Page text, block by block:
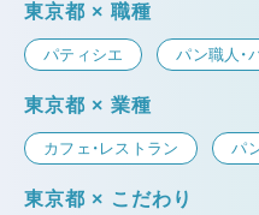
東京都 × 職種
パティシエ パン職人・
東京都 × 業種
カフェ・レストラン パ
東京都 × こだわり